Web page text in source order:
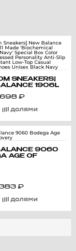
SNEAKERS]
1906L
NAVY'
CASUAL
SHOES
BLACK NAVY
₽
9060
AGE OF
₽